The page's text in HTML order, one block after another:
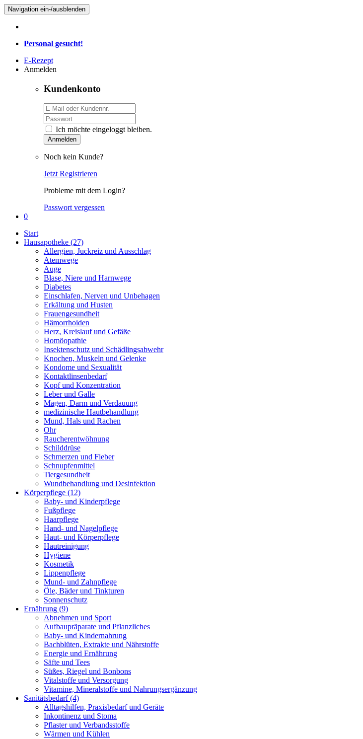
Navigation ein-/ausblenden
Personal gesucht!
E-Rezept
Anmelden
Kundenkonto
Ich möchte eingeloggt bleiben.
Anmelden
Noch kein Kunde?
Jetzt Registrieren
Probleme mit dem Login?
Passwort vergessen
0
Start
Hausapotheke (27)
Allergien, Juckreiz und Ausschlag
Atemwege
Auge
Blase, Niere und Harnwege
Diabetes
Einschlafen, Nerven und Unbehagen
Erkältung und Husten
Frauengesundheit
Hämorrhoiden
Herz, Kreislauf und Gefäße
Homöopathie
Insektenschutz und Schädlingsabwehr
Knochen, Muskeln und Gelenke
Kondome und Sexualität
Kontaktlinsenbedarf
Kopf und Konzentration
Leber und Galle
Magen, Darm und Verdauung
medizinische Hautbehandlung
Mund, Hals und Rachen
Ohr
Raucherentwöhnung
Schilddrüse
Schmerzen und Fieber
Schnupfenmittel
Tiergesundheit
Wundbehandlung und Desinfektion
Körperpflege (12)
Baby- und Kinderpflege
Fußpflege
Haarpflege
Hand- und Nagelpflege
Haut- und Körperpflege
Hautreinigung
Hygiene
Kosmetik
Lippenpflege
Mund- und Zahnpflege
Öle, Bäder und Tinkturen
Sonnenschutz
Ernährung (9)
Abnehmen und Sport
Aufbaupräparate und Pflanzliches
Baby- und Kindernahrung
Bachblüten, Extrakte und Nährstoffe
Energie und Ernährung
Säfte und Tees
Süßes, Riegel und Bonbons
Vitalstoffe und Versorgung
Vitamine, Mineralstoffe und Nahrungsergänzung
Sanitätsbedarf(4)
Alltagshilfen, Praxisbedarf und Geräte
Inkontinenz und Stoma
Pflaster und Verbandsstoffe
Wärmen und Kühlen